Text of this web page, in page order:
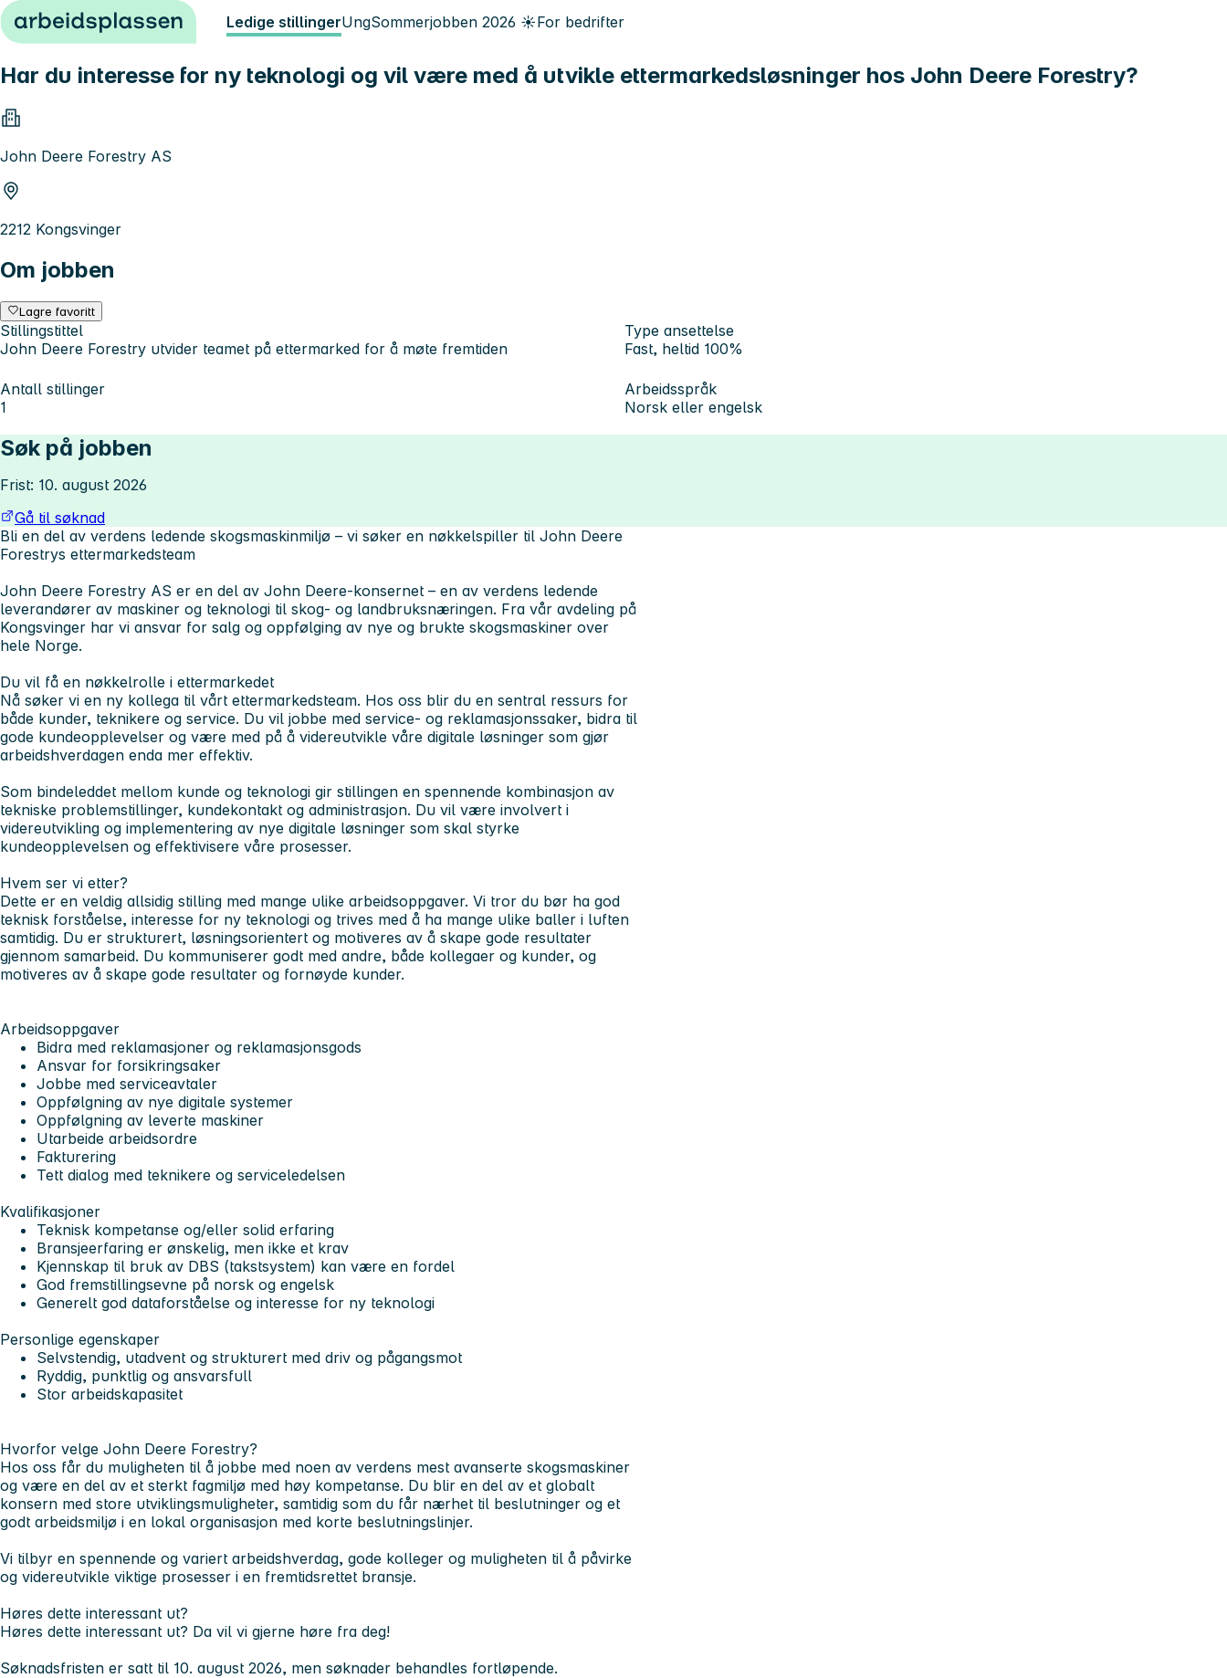
Hopp til innhold Ledige stillingerUngSommerjobben 2026 ☀️For bedrifter
Har du interesse for ny teknologi og vil være med å utvikle ettermarkedsløsninger hos John Deere Forestry?
John Deere Forestry AS
2212 Kongsvinger
Om jobben
Lagre favoritt
Stillingstittel
John Deere Forestry utvider teamet på ettermarked for å møte fremtiden
Type ansettelse
Fast, heltid 100%
Antall stillinger
1
Arbeidsspråk
Norsk eller engelsk
Søk på jobben
Frist: 10. august 2026
Gå til søknad
Bli en del av verdens ledende skogsmaskinmiljø – vi søker en nøkkelspiller til John Deere
Forestrys ettermarkedsteam
John Deere Forestry AS er en del av John Deere-konsernet – en av verdens ledende
leverandører av maskiner og teknologi til skog- og landbruksnæringen. Fra vår avdeling på
Kongsvinger har vi ansvar for salg og oppfølging av nye og brukte skogsmaskiner over
hele Norge.
Du vil få en nøkkelrolle i ettermarkedet
Nå søker vi en ny kollega til vårt ettermarkedsteam. Hos oss blir du en sentral ressurs for
både kunder, teknikere og service. Du vil jobbe med service- og reklamasjonssaker, bidra til
gode kundeopplevelser og være med på å videreutvikle våre digitale løsninger som gjør
arbeidshverdagen enda mer effektiv.
Som bindeleddet mellom kunde og teknologi gir stillingen en spennende kombinasjon av
tekniske problemstillinger, kundekontakt og administrasjon. Du vil være involvert i
videreutvikling og implementering av nye digitale løsninger som skal styrke
kundeopplevelsen og effektivisere våre prosesser.
Hvem ser vi etter?
Dette er en veldig allsidig stilling med mange ulike arbeidsoppgaver. Vi tror du bør ha god
teknisk forståelse, interesse for ny teknologi og trives med å ha mange ulike baller i luften
samtidig. Du er strukturert, løsningsorientert og motiveres av å skape gode resultater
gjennom samarbeid. Du kommuniserer godt med andre, både kollegaer og kunder, og
motiveres av å skape gode resultater og fornøyde kunder.
Arbeidsoppgaver
Bidra med reklamasjoner og reklamasjonsgods
Ansvar for forsikringsaker
Jobbe med serviceavtaler
Oppfølgning av nye digitale systemer
Oppfølgning av leverte maskiner
Utarbeide arbeidsordre
Fakturering
Tett dialog med teknikere og serviceledelsen
Kvalifikasjoner
Teknisk kompetanse og/eller solid erfaring
Bransjeerfaring er ønskelig, men ikke et krav
Kjennskap til bruk av DBS (takstsystem) kan være en fordel
God fremstillingsevne på norsk og engelsk
Generelt god dataforståelse og interesse for ny teknologi
Personlige egenskaper
Selvstendig, utadvent og strukturert med driv og pågangsmot
Ryddig, punktlig og ansvarsfull
Stor arbeidskapasitet
Hvorfor velge John Deere Forestry?
Hos oss får du muligheten til å jobbe med noen av verdens mest avanserte skogsmaskiner
og være en del av et sterkt fagmiljø med høy kompetanse. Du blir en del av et globalt
konsern med store utviklingsmuligheter, samtidig som du får nærhet til beslutninger og et
godt arbeidsmiljø i en lokal organisasjon med korte beslutningslinjer.
Vi tilbyr en spennende og variert arbeidshverdag, gode kolleger og muligheten til å påvirke
og videreutvikle viktige prosesser i en fremtidsrettet bransje.
Høres dette interessant ut?
Høres dette interessant ut? Da vil vi gjerne høre fra deg!
Søknadsfristen er satt til 10. august 2026, men søknader behandles fortløpende.